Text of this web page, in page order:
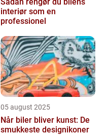
interiør som en
professionel
05 august 2025
Når biler bliver kunst: De
smukkeste designikoner